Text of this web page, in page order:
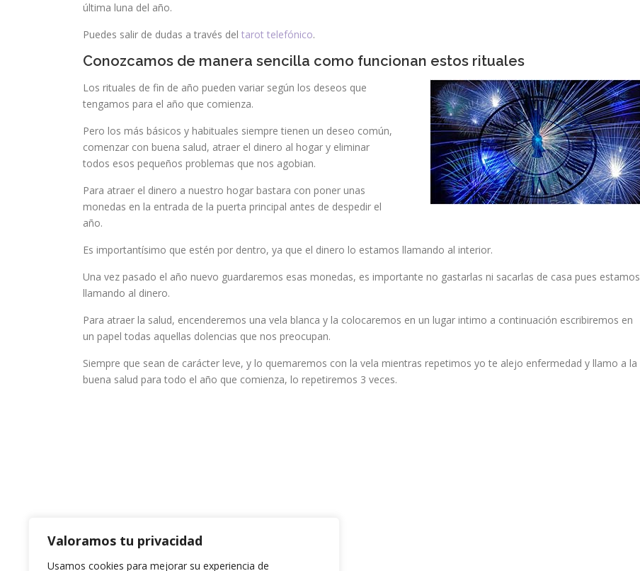
Valoramos tu privacidad
Usamos cookies para mejorar su experiencia de
última luna del año.
Puedes salir de dudas a través del tarot telefónico.
Conozcamos de manera sencilla como funcionan estos rituales
Los rituales de fin de año pueden variar según los deseos que
tengamos para el año que comienza.
Pero los más básicos y habituales siempre tienen un deseo común,
comenzar con buena salud, atraer el dinero al hogar y eliminar
todos esos pequeños problemas que nos agobian.
Para atraer el dinero a nuestro hogar bastara con poner unas
monedas en la entrada de la puerta principal antes de despedir el
año.
Es importantísimo que estén por dentro, ya que el dinero lo estamos llamando al interior.
Una vez pasado el año nuevo guardaremos esas monedas, es importante no gastarlas ni sacarlas de casa pues estamos
llamando al dinero.
Para atraer la salud, encenderemos una vela blanca y la colocaremos en un lugar intimo a continuación escribiremos en
un papel todas aquellas dolencias que nos preocupan.
Siempre que sean de carácter leve, y lo quemaremos con la vela mientras repetimos yo te alejo enfermedad y llamo a la
buena salud para todo el año que comienza, lo repetiremos 3 veces.